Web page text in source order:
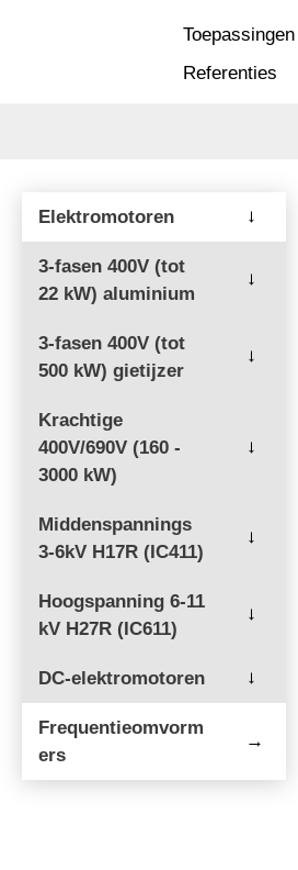
Toepassingen
Referenties
Elektromotoren →
3-fasen 400V (tot
22 kW) aluminium
→
3-fasen 400V (tot
500 kW) gietijzer
→
Krachtige
400V/690V (160 -
3000 kW)
→
Middenspannings
3-6kV H17R (IC411)
→
Hoogspanning 6-11
kV H27R (IC611)
→
DC-elektromotoren →
Frequentieomvorm
ers
→